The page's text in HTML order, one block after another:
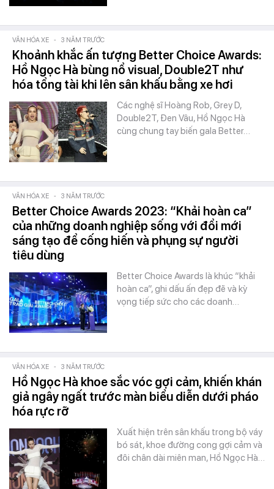
VĂN HÓA XE - 3 NĂM TRƯỚC
Khoảnh khắc ấn tượng Better Choice Awards:
Hồ Ngọc Hà bùng nổ visual, Double2T như
hóa tổng tài khi lên sân khấu bằng xe hơi
Các nghệ sĩ Hoàng Rob, Grey D,
Double2T, Đen Vâu, Hồ Ngọc Hà
cùng chung tay biến gala Better…
VĂN HÓA XE - 3 NĂM TRƯỚC
Better Choice Awards 2023: “Khải hoàn ca”
của những doanh nghiệp sống với đổi mới
sáng tạo để cống hiến và phụng sự người
tiêu dùng
Better Choice Awards là khúc “khải
hoàn ca”, ghi dấu ấn đẹp đẽ và kỳ
vọng tiếp sức cho các doanh…
VĂN HÓA XE - 3 NĂM TRƯỚC
Hồ Ngọc Hà khoe sắc vóc gợi cảm, khiến khán
giả ngây ngất trước màn biểu diễn dưới pháo
hóa rực rỡ
Xuất hiện trên sân khấu trong bộ váy
bó sát, khoe đường cong gợi cảm và
đôi chân dài miên man, Hồ Ngọc Hà…